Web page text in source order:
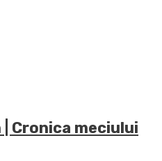
Cronica meciului